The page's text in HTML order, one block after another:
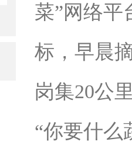
菜”网络平
标，早晨
岗集20公
“你要什么